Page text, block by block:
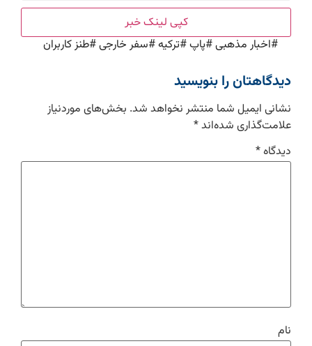
کپی لینک خبر
#اخبار مذهبی#پاپ#ترکیه#سفر خارجی#طنز کاربران
دیدگاهتان را بنویسید
نشانی ایمیل شما منتشر نخواهد شد. بخش‌های موردنیاز
علامت‌گذاری شده‌اند*
دیدگاه*
نام